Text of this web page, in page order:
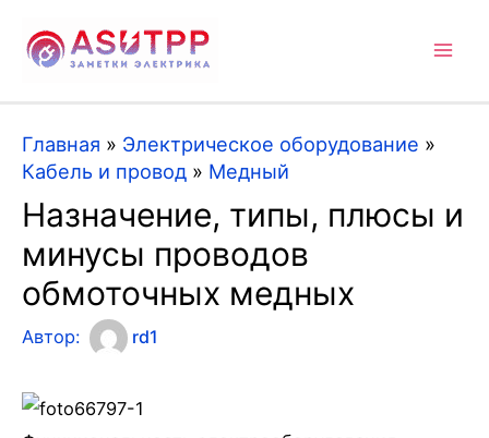
Главная » Электрическое оборудование »
Кабель и провод » Медный
Назначение, типы, плюсы и
минусы проводов
обмоточных медных
Автор: rd1